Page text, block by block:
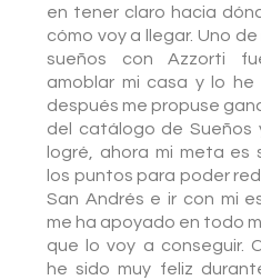
en tener claro hacia
cómo voy a llegar. Uno de
sueños con Azzorti
amoblar mi casa y lo he
después me propuse
del catálogo de Sueños
logré, ahora mi meta es
los puntos para poder
San Andrés e ir con mi
me ha apoyado en todo
que lo voy a conseguir.
he sido muy feliz